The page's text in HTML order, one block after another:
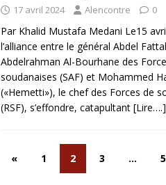
17 avril 2024 Alencontre 0
Par Khalid Mustafa Medani Le15
l’alliance entre le général Abdel
Abdelrahman Al-Bourhane des
soudanaises (SAF) et Mohammed
(«Hemetti»), le chef des Forces de
(RSF), s’effondre, catapultant [Lire….]
« 1 2 3 … 5